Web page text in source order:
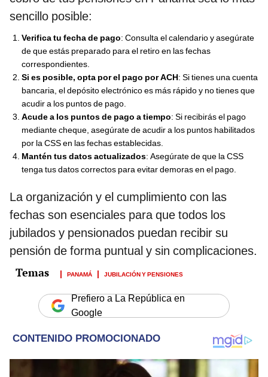
sencillo posible:
Verifica tu fecha de pago: Consulta el calendario y asegúrate
de que estás preparado para el retiro en las fechas
correspondientes.
Si es posible, opta por el pago por ACH: Si tienes una cuenta
bancaria, el depósito electrónico es más rápido y no tienes que
acudir a los puntos de pago.
Acude a los puntos de pago a tiempo: Si recibirás el pago
mediante cheque, asegúrate de acudir a los puntos habilitados
por la CSS en las fechas establecidas.
Mantén tus datos actualizados: Asegúrate de que la CSS
tenga tus datos correctos para evitar demoras en el pago.
La organización y el cumplimiento con las
fechas son esenciales para que todos los
jubilados y pensionados puedan recibir su
pensión de forma puntual y sin complicaciones.
PANAMÁ JUBILACIÓN Y PENSIONES
Prefiero a La República en
Google